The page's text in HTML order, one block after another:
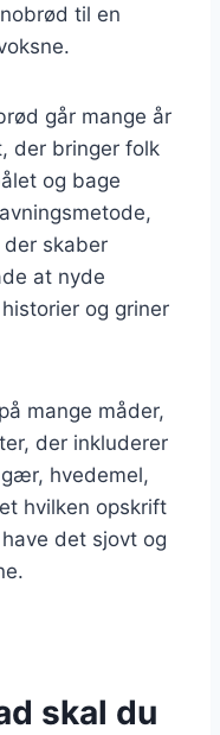
til en
går mange år
der bringer folk
og bage
skaber
at nyde
og griner
mange måder,
der inkluderer
hvedemel,
hvilken opskrift
det sjovt og
skal du